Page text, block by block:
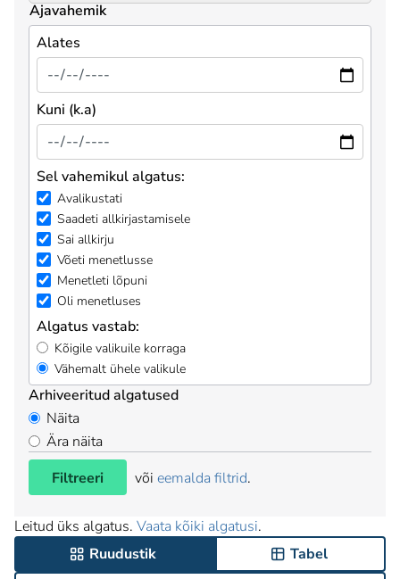
Ajavahemik
Alates
Kuni (k.a)
Sel vahemikul algatus:
Avalikustati
Saadeti allkirjastamisele
Sai allkirju
Võeti menetlusse
Menetleti lõpuni
Oli menetluses
Algatus vastab:
Kõigile valikuile korraga
Vähemalt ühele valikule
Arhiveeritud algatused
Näita
Ära näita
Filtreeri
või eemalda filtrid.
Leitud üks algatus. Vaata kõiki algatusi.
Ruudustik
Tabel